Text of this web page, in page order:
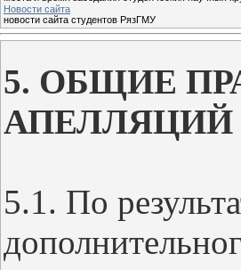
Новости сайта
новости сайта студентов РязГМУ
5. ОБЩИЕ
АПЕЛЛЯЦИЙ
5.1. По